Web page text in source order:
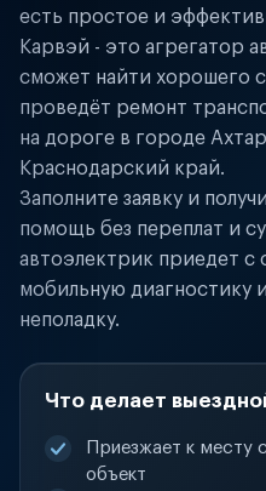
есть простое и
Карвэй - это агрегатор
сможет найти хорошего
проведёт ремонт
на дороге в городе
Краснодарский край.
Заполните заявку и
помощь без переплат и
автоэлектрик приедет с
мобильную диагностику
неполадку.
Что делает
Приезжает к месту
объект